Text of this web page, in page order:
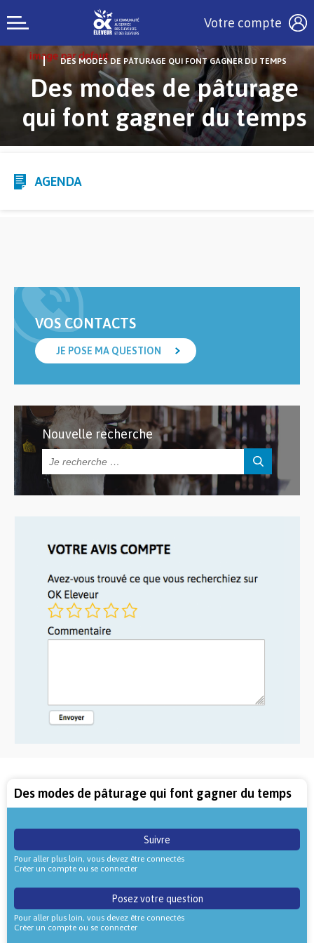
Votre compte
DES MODES DE PÂTURAGE QUI FONT GAGNER DU TEMPS
Des modes de pâturage
qui font gagner du temps
AGENDA
VOS CONTACTS
JE POSE MA QUESTION
Nouvelle recherche
Des modes de pâturage qui font gagner du temps
Suivre
Pour aller plus loin, vous devez être connectés
Créer un compte ou se connecter
Posez votre question
Pour aller plus loin, vous devez être connectés
Créer un compte ou se connecter